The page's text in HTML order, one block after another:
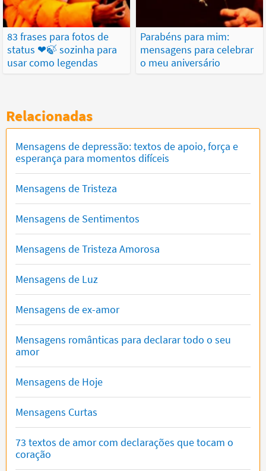
83 frases para fotos de
status ❤🍃 sozinha para
usar como legendas
Parabéns para mim:
mensagens para celebrar
o meu aniversário
Relacionadas
Mensagens de depressão: textos de apoio, força e
esperança para momentos difíceis
Mensagens de Tristeza
Mensagens de Sentimentos
Mensagens de Tristeza Amorosa
Mensagens de Luz
Mensagens de ex-amor
Mensagens românticas para declarar todo o seu
amor
Mensagens de Hoje
Mensagens Curtas
73 textos de amor com declarações que tocam o
coração